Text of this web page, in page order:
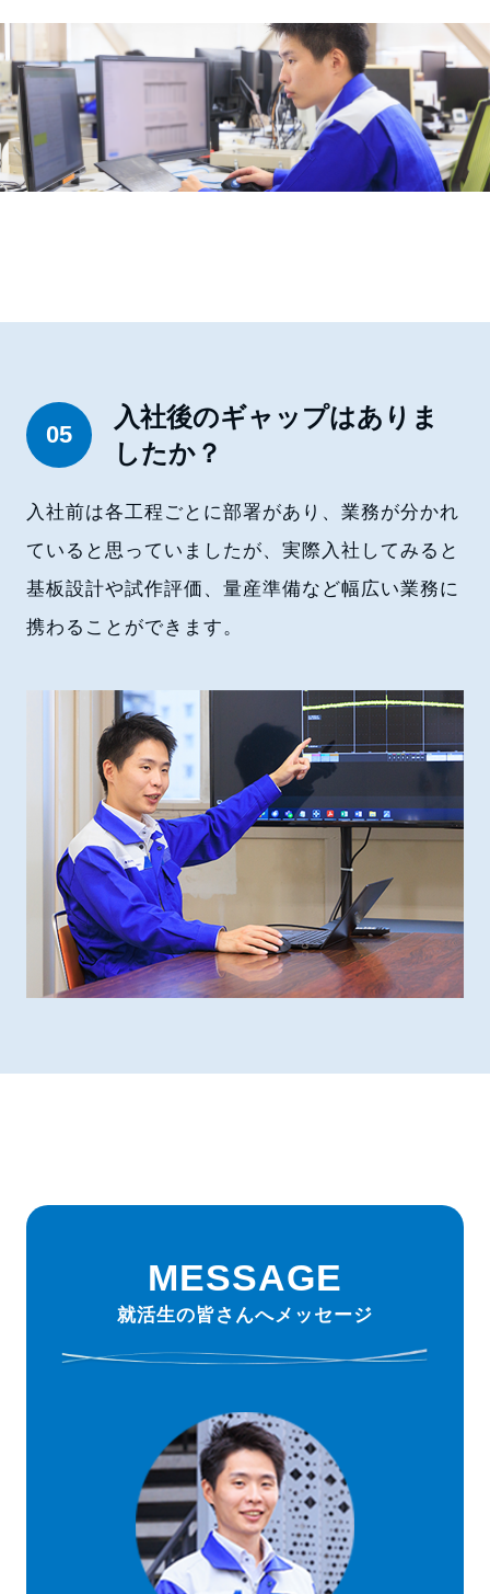
05
入社後のギャップはありま
したか？
入社前は各工程ごとに部署があり、業務が分かれ
ていると思っていましたが、実際入社してみると
基板設計や試作評価、量産準備など幅広い業務に
携わることができます。
MESSAGE
就活生の皆さんへメッセージ